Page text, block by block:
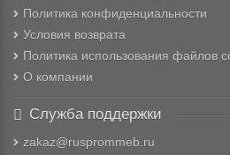
Политика конфиденциальности
Условия возврата
Политика использования файлов
О компании
Служба поддержки
zakaz@rusprommeb.ru